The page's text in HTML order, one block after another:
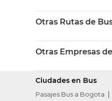
Otras Rutas de
Otras Empresas
Ciudades en Bus
Pasajes Bus a Bogota